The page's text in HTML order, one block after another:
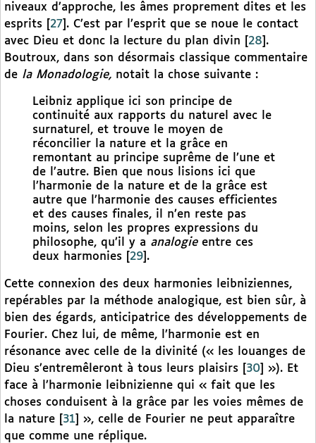
niveaux d’approche, les âmes proprement dites et les
esprits
27 . C’est par l’esprit que se noue le contact
avec Dieu et donc la lecture du plan divin
28 .
Boutroux, dans son désormais classique commentaire
de la Monadologie, notait la chose suivante :
Leibniz applique ici son principe de
continuité aux rapports du naturel avec le
surnaturel, et trouve le moyen de
réconcilier la nature et la grâce en
remontant au principe suprême de l’une et
de l’autre. Bien que nous lisions ici que
l’harmonie de la nature et de la grâce est
autre que l’harmonie des causes efficientes
et des causes finales, il n’en reste pas
moins, selon les propres expressions du
philosophe, qu’il y a analogieentre ces
deux harmonies
29 .
Cette connexion des deux harmonies leibniziennes,
repérables par la méthode analogique, est bien sûr, à
bien des égards, anticipatrice des développements de
Fourier. Chez lui, de même, l’harmonie est en
résonance avec celle de la divinité (« les louanges de
Dieu s’entremêleront à tous leurs plaisirs
30
»). Et
face à l’harmonie leibnizienne qui « fait que les
choses conduisent à la grâce par les voies mêmes de
la nature
31
», celle de Fourier ne peut apparaître
que comme une réplique.